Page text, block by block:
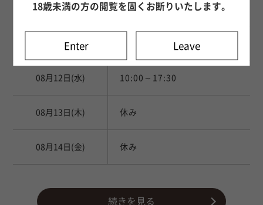
08月10日(月) 10:00～18:00
08月11日(火) 10:00～20:00
08月12日 (水) 10:00～17:30
08月13日 (木) 休み
08月14日 (金) 休み
続きを見る
18歳未満の方の閲覧を固くお断りいたします。
Enter Leave